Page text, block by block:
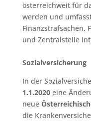
österreichweit für
werden und
Finanzstrafsachen,
und Zentralstelle
Sozialversicherung
In der
1.1.2020 eine
neue
die